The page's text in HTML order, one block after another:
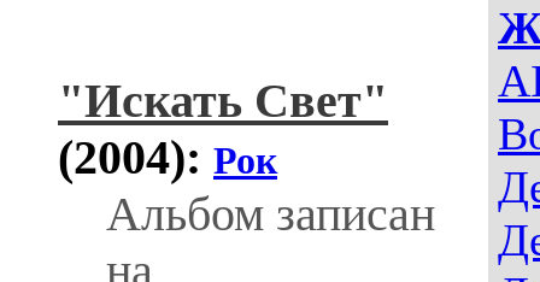
"Искать Свет"
(2004): Рок
Альбом записан
на